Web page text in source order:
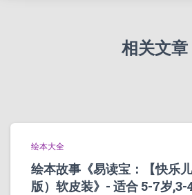
相关文章
绘本大全
绘本故事《易读宝：【快乐
版）软皮装》- 适合 5-7岁,3-